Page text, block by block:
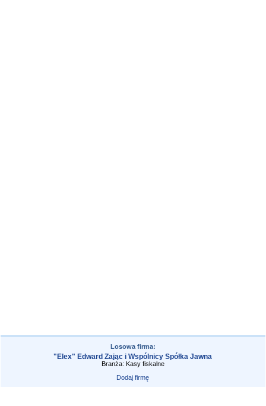
Losowa firma:
"Elex" Edward Zając i Wspólnicy Spółka Jawna
Branża: Kasy fiskalne
Dodaj firmę